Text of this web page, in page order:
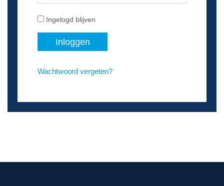
Ingelogd blijven
Inloggen
Wachtwoord vergeten?